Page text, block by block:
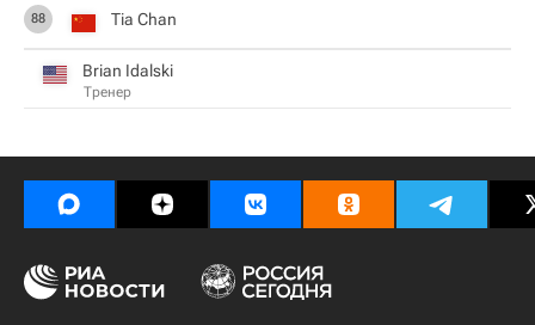
88 Tia Chan
Brian Idalski
Тренер